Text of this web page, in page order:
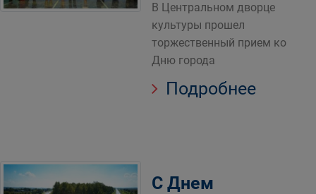
В Центральном дворце
культуры прошел
торжественный прием ко
Дню города
Подробнее
С Днем